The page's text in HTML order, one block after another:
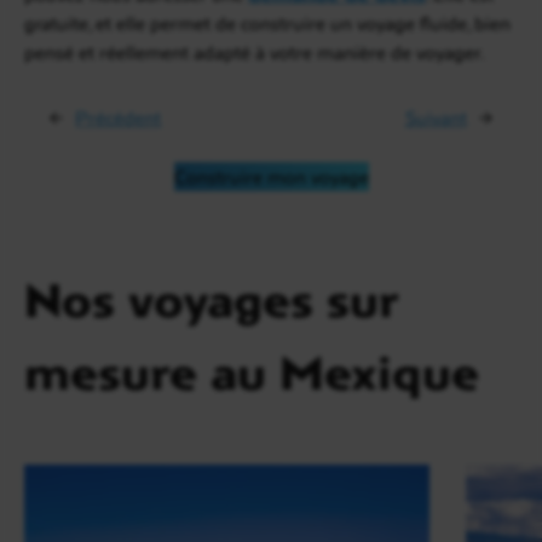
gratuite, et elle permet de construire un voyage fluide, bien
pensé et réellement adapté à votre manière de voyager.
← Suivant →
Construire mon voyage
Nos voyages sur
mesure au Mexique